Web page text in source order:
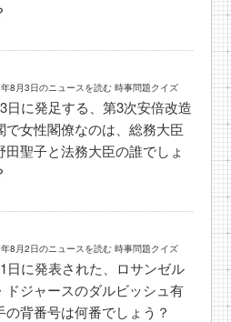
8月3日のニュースを読む 時事問題クイズ
日に発足する、第3次安倍改造
で女性閣僚なのは、総務大臣
田聖子と法務大臣の誰でしょ
8月2日のニュースを読む 時事問題クイズ
日に発表された、ロサンゼル
ドジャースのダルビッシュ有
の背番号は何番でしょう？